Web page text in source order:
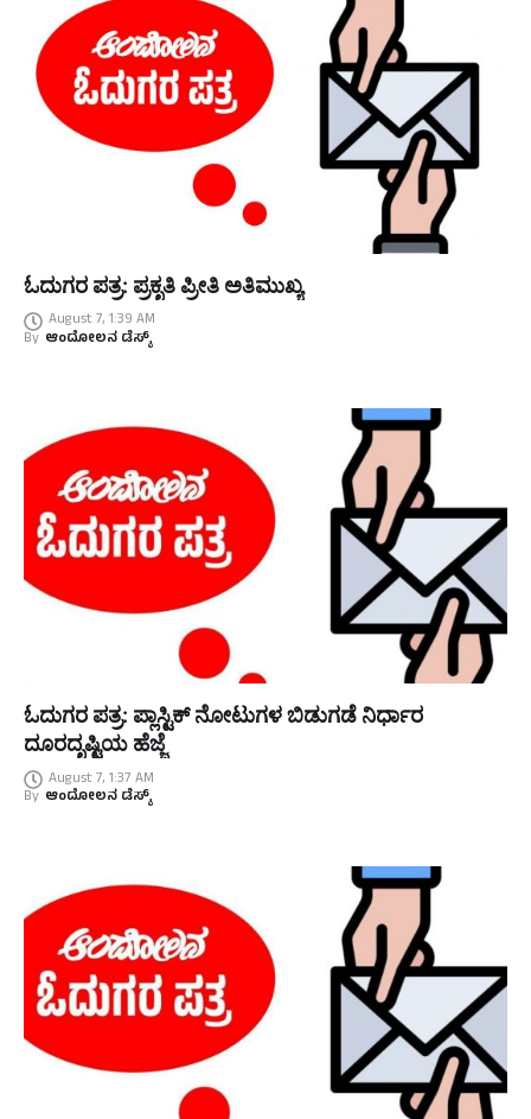
ಓದುಗರ ಪತ್ರ: ಪ್ರಕೃತಿ ಪ್ರೀತಿ ಅತಿಮುಖ್ಯ
August 7, 1:39 AM
By ಆಂದೋಲನ ಡೆಸ್ಕ್
ಓದುಗರ ಪತ್ರ: ಪ್ಲಾಸ್ಟಿಕ್ ನೋಟುಗಳ ಬಿಡುಗಡೆ ನಿರ್ಧಾರ
ದೂರದೃಷ್ಟಿಯ ಹೆಜ್ಜೆ
August 7, 1:37 AM
By ಆಂದೋಲನ ಡೆಸ್ಕ್